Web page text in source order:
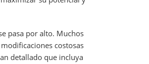
pasa por alto. Muchos
costosas
detallado que incluya